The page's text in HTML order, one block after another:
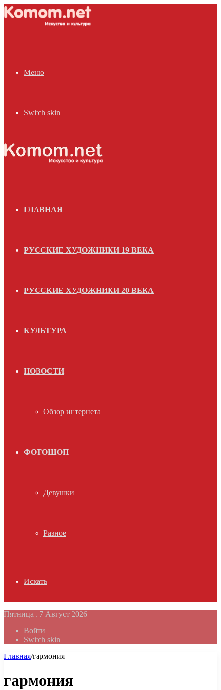
Меню
Switch skin
ГЛАВНАЯ
РУССКИЕ ХУДОЖНИКИ 19 ВЕКА
РУССКИЕ ХУДОЖНИКИ 20 ВЕКА
КУЛЬТУРА
НОВОСТИ
Обзор интернета
ФОТОШОП
Девушки
Разное
Искать
Пятница , 7 Август 2026
Войти
Switch skin
Главная/гармония
гармония